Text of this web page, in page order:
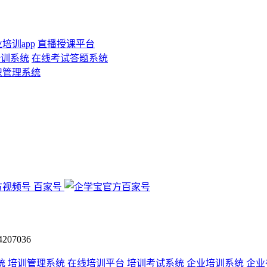
训app 直播授课平台
系统 在线考试答题系统
管理系统
百家号
培训管理系统 在线培训平台 培训考试系统 企业培训系统 企业